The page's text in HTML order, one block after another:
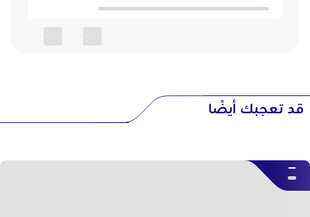
قد تعجبك أيضًا
--